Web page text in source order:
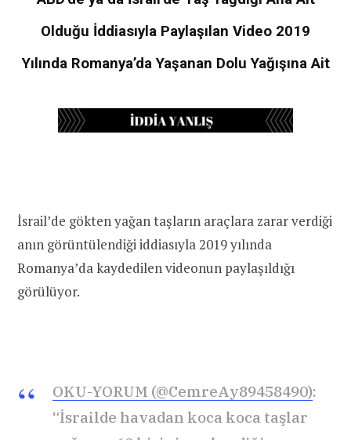
Olduğu İddiasıyla Paylaşılan Video 2019
Yılında Romanya’da Yaşanan Dolu Yağışına Ait
İsrail’de gökten yağan taşların araçlara zarar verdiği
anın görüntülendiği iddiasıyla 2019 yılında
Romanya’da kaydedilen videonun paylaşıldığı
görülüyor.
OKU-YORUM (@CemreAy89458490):
“İsrailde havadan koca koca taşlar